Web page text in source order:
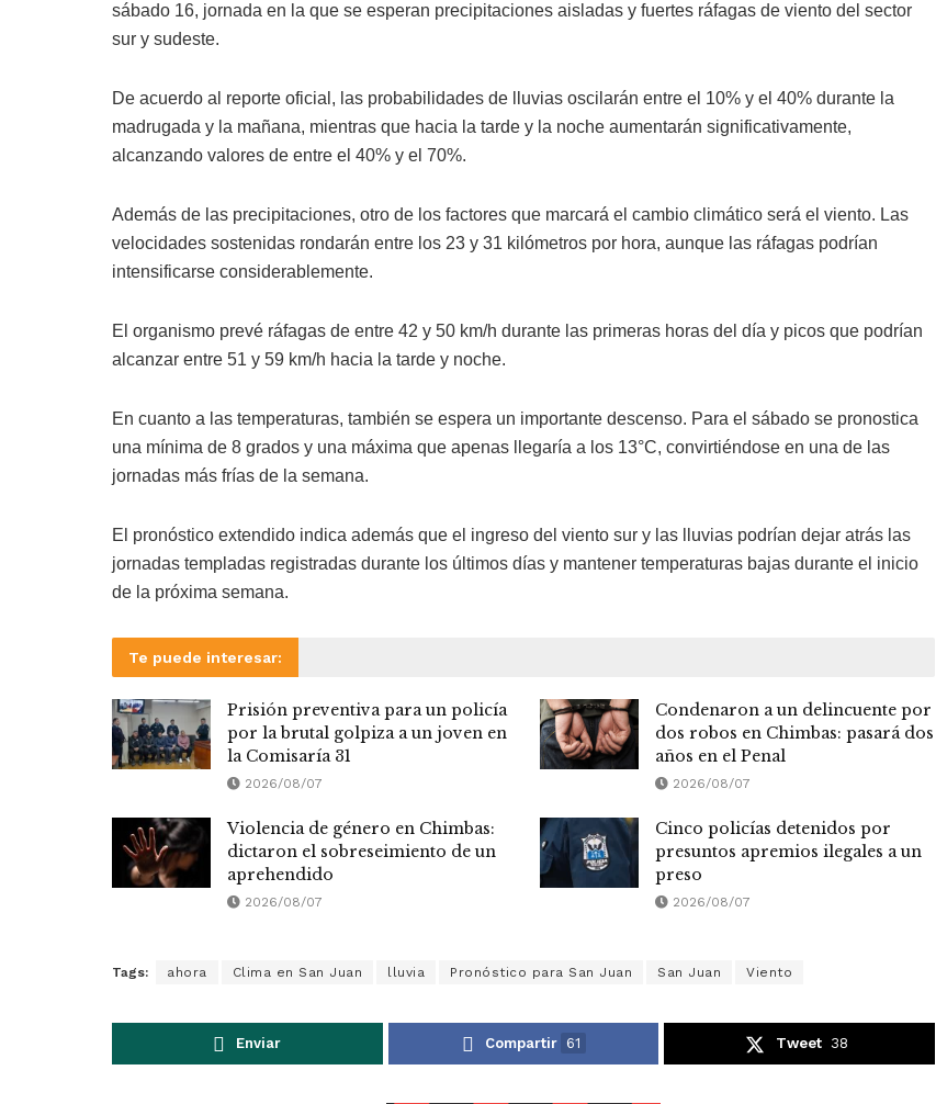
sábado 16, jornada en la que se esperan precipitaciones aisladas y fuertes ráfagas de viento del sector
sur y sudeste.
De acuerdo al reporte oficial, las probabilidades de lluvias oscilarán entre el 10% y el 40% durante la
madrugada y la mañana, mientras que hacia la tarde y la noche aumentarán significativamente,
alcanzando valores de entre el 40% y el 70%.
Además de las precipitaciones, otro de los factores que marcará el cambio climático será el viento. Las
velocidades sostenidas rondarán entre los 23 y 31 kilómetros por hora, aunque las ráfagas podrían
intensificarse considerablemente.
El organismo prevé ráfagas de entre 42 y 50 km/h durante las primeras horas del día y picos que podrían
alcanzar entre 51 y 59 km/h hacia la tarde y noche.
En cuanto a las temperaturas, también se espera un importante descenso. Para el sábado se pronostica
una mínima de 8 grados y una máxima que apenas llegaría a los 13°C, convirtiéndose en una de las
jornadas más frías de la semana.
El pronóstico extendido indica además que el ingreso del viento sur y las lluvias podrían dejar atrás las
jornadas templadas registradas durante los últimos días y mantener temperaturas bajas durante el inicio
de la próxima semana.
Te puede interesar:
Prisión preventiva para un policía
por la brutal golpiza a un joven en
la Comisaría 31
2026/08/07
Condenaron a un delincuente por
dos robos en Chimbas: pasará dos
años en el Penal
2026/08/07
Violencia de género en Chimbas:
dictaron el sobreseimiento de un
aprehendido
2026/08/07
Cinco policías detenidos por
presuntos apremios ilegales a un
preso
2026/08/07
Tags: ahora Clima en San Juan lluvia Pronóstico para San Juan San Juan Viento
Enviar Compartir 61 Tweet 38